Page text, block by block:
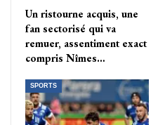
Un ristourne acquis, une
fan sectorisé qui va
remuer, assentiment exact
compris Nîmes…
SPORTS